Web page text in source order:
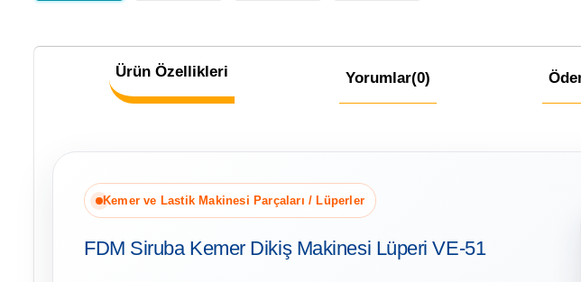
Ürün Özellikleri Yorumlar(0)
Kemer ve Lastik Makinesi Parçaları / Lüperler
FDM Siruba Kemer Dikiş Makinesi Lüperi VE-51